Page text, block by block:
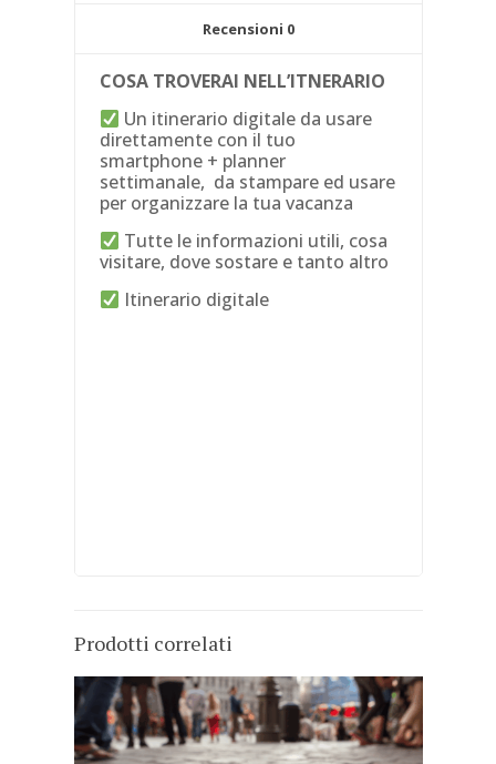
Recensioni 0
COSA TROVERAI NELL’ITNERARIO
Un itinerario digitale da usare
direttamente con il tuo
smartphone + planner
settimanale, da stampare ed usare
per organizzare la tua vacanza
Tutte le informazioni utili, cosa
visitare, dove sostare e tanto altro
Itinerario digitale
Prodotti correlati